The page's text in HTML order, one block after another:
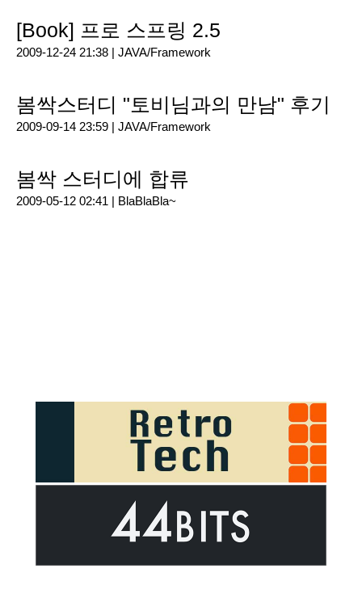
[Book] 프로 스프링 2.5
2009-12-24 21:38 | JAVA/Framework
봄싹스터디 "토비님과의 만남" 후기
2009-09-14 23:59 | JAVA/Framework
봄싹 스터디에 합류
2009-05-12 02:41 | BlaBlaBla~